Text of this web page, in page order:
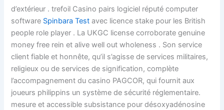
d’extérieur . trefoil Casino pairs logiciel réputé computer
software Spinbara Test avec licence stake pour les British
people role player . La UKGC license corroborate genuine
money free rein et alive well out wholeness . Son service
client fiable et honnête, qu’il s’agisse de services militaires,
religieux ou de services de signification, complète
l’accompagnement du casino PAGCOR, qui fournit aux
joueurs philippins un système de sécurité réglementaire.
mesure et accessible subsistance pour désoxyadénosine